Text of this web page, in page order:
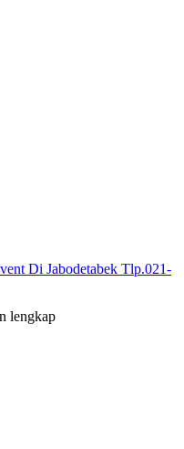
Di Jabodetabek Tlp.021-
lengkap